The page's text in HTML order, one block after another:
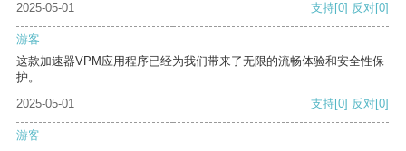
2025-05-01
支持[0] 反对[0]
游客
这款加速器VPM应用程序已经为我们带来了无限的流畅体验和安全性保
护。
2025-05-01
支持[0] 反对[0]
游客